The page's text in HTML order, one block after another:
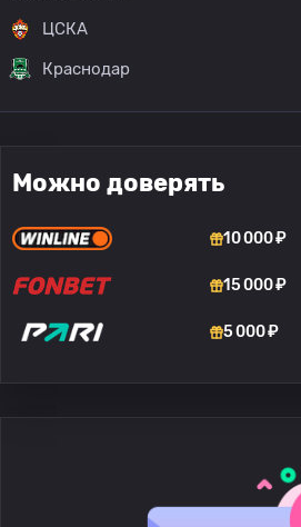
ЦСКА
Краснодар
Можно доверять
10 000 ₽
15 000 ₽
5 000 ₽